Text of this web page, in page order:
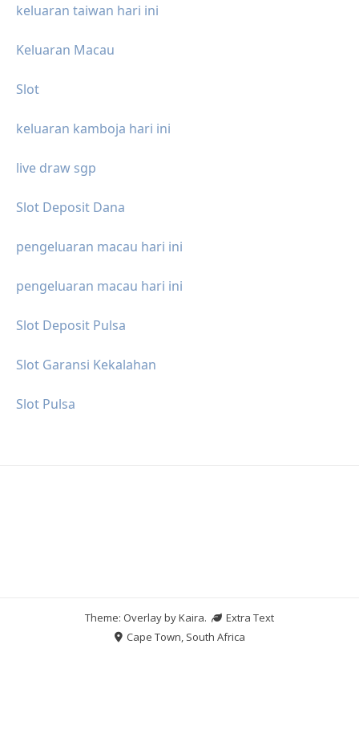
keluaran taiwan hari ini
Keluaran Macau
Slot
keluaran kamboja hari ini
live draw sgp
Slot Deposit Dana
pengeluaran macau hari ini
pengeluaran macau hari ini
Slot Deposit Pulsa
Slot Garansi Kekalahan
Slot Pulsa
Theme: Overlay byKaira.
Extra Text
Cape Town, South Africa